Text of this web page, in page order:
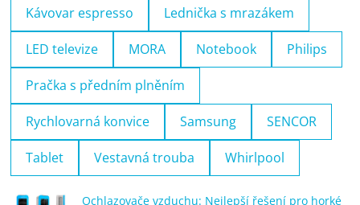
Kávovar espresso Lednička s mrazákem
LED televize MORA Notebook Philips
Pračka s předním plněním
Rychlovarná konvice Samsung SENCOR
Tablet Vestavná trouba Whirlpool
Ochlazovače vzduchu: Nejlepší řešení pro horké